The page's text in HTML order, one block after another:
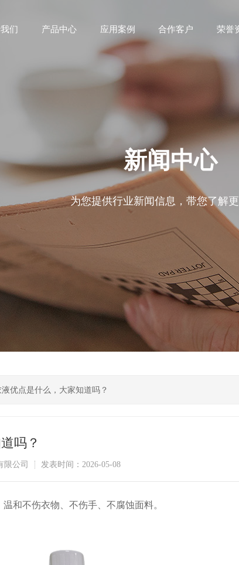
们 产品中心 应用案例 合作客户 荣誉
新闻中心
为您提供行业新闻信息，带您了解
优点是什么，大家知道吗？
吗？
公司 发表时间：2026-05-08
和不伤衣物、不伤手、不腐蚀面料。